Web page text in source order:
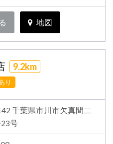
地図
9.2km
り
千葉県市川市欠真間二
号